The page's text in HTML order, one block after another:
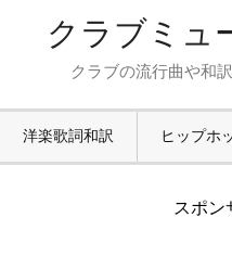
クラブミュ
クラブの流行曲や和
洋楽歌詞和訳 ヒップホ
スポン